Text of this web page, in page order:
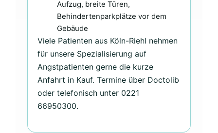
Aufzug, breite Türen,
Behindertenparkplätze vor dem
Gebäude
Viele Patienten aus Köln-Riehl nehmen
für unsere Spezialisierung auf
Angstpatienten gerne die kurze
Anfahrt in Kauf. Termine über Doctolib
oder telefonisch unter 0221
66950300.